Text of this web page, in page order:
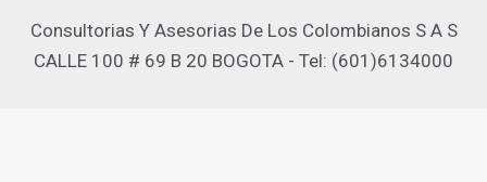
Consultorias Y Asesorias De Los Colombianos S A S
CALLE 100 # 69 B 20 BOGOTA - Tel: (601)6134000